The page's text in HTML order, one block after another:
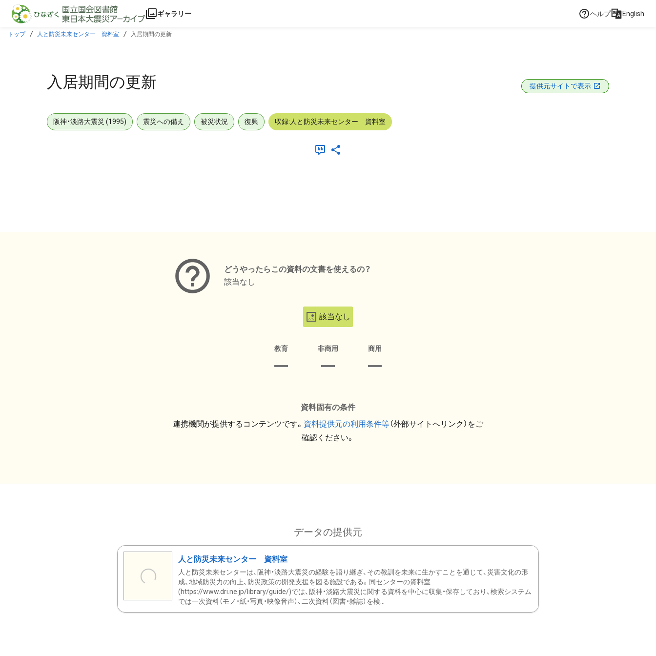
本文に飛ぶ
ギャラリー ヘルプ English
トップ 人と防災未来センター 資料室 入居期間の更新
入居期間の更新 提供元サイトで表示
阪神・淡路大震災 (1995) 震災への備え 被災状況 復興 収録:人と防災未来センター 資料室
どうやったらこの資料の文書を使えるの？
該当なし
該当なし
教育 非商用 商用
資料固有の条件
連携機関が提供するコンテンツです。 資料提供元の利用条件等（外部サイトへリンク）をご
確認ください。
データの提供元
人と防災未来センター 資料室
人と防災未来センターは、阪神・淡路大震災の経験を語り継ぎ、その教訓を未来に生かすことを通じて、災害文化の形
成、地域防災力の向上、防災政策の開発支援を図る施設である。同センターの資料室
(https://www.dri.ne.jp/library/guide/)では、阪神・淡路大震災に関する資料を中心に収集・保存しており、検索システム
では一次資料（モノ・紙・写真・映像音声）、二次資料（図書・雑誌）を検...